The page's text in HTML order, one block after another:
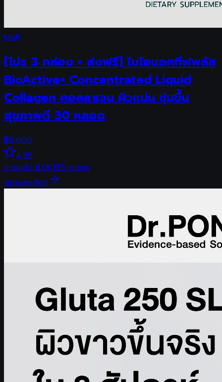
Mall
[โปร 3 กล่อง + ส่งฟรี] ไบโอแอคทีฟพลัส
BioActive+ Concentrated Liquid
Collagen คอลลาเจน ผิวแน่น ชุ่มขื้น
สุขภาพดี 30 หลอด
฿3,600
4.95
ขายแล้ว8.0K135views
ดูรายละเอียด